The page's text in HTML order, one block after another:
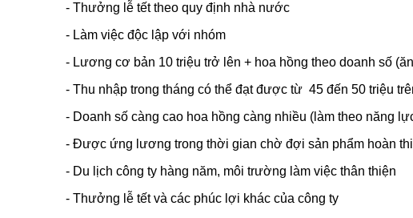
- Thưởng lễ tết theo quy định nhà nước
- Làm việc độc lập với nhóm
- Lương cơ bản 10 triệu trở lên + hoa hồng theo doanh số
- Thu nhập trong tháng có thể đạt được từ 45 đến 50 triệu
- Doanh số càng cao hoa hồng càng nhiều (làm theo năng
- Được ứng lương trong thời gian chờ đợi sản phẩm hoàn
- Du lịch công ty hàng năm, môi trường làm việc thân thiện
- Thưởng lễ tết và các phúc lợi khác của công ty